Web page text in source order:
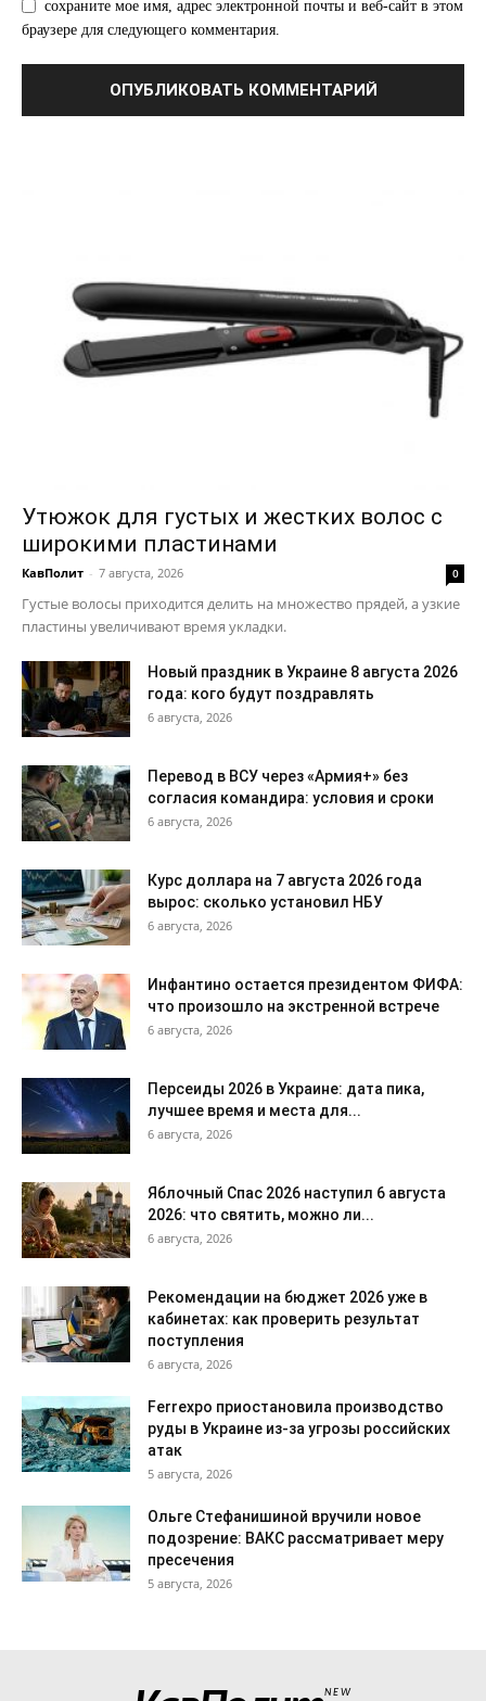
сохраните мое имя, адрес электронной почты и веб-сайт в этом
браузере для следующего комментария.
Утюжок для густых и жестких волос с
широкими пластинами
КавПолит - 7 августа, 2026 0
Густые волосы приходится делить на множество прядей, а узкие
пластины увеличивают время укладки.
Новый праздник в Украине 8 августа 2026
года: кого будут поздравлять
6 августа, 2026
Перевод в ВСУ через «Армия+» без
согласия командира: условия и сроки
6 августа, 2026
Курс доллара на 7 августа 2026 года
вырос: сколько установил НБУ
6 августа, 2026
Инфантино остается президентом ФИФА:
что произошло на экстренной встрече
6 августа, 2026
Персеиды 2026 в Украине: дата пика,
лучшее время и места для...
6 августа, 2026
Яблочный Спас 2026 наступил 6 августа
2026: что святить, можно ли...
6 августа, 2026
Рекомендации на бюджет 2026 уже в
кабинетах: как проверить результат
поступления
6 августа, 2026
Ferrexpo приостановила производство
руды в Украине из-за угрозы российских
атак
5 августа, 2026
Ольге Стефанишиной вручили новое
подозрение: ВАКС рассматривает меру
пресечения
5 августа, 2026
NEW